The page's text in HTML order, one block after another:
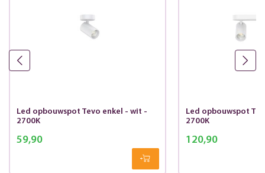
Led opbouwspot Tevo enkel - wit -
2700K
59,90
Led opbouwspot
2700K
120,90